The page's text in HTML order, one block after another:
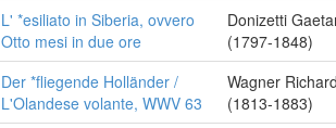
L' *esiliato in Siberia, ovvero
Otto mesi in due ore
Donizetti
(1797-1848)
Der *fliegende Holländer /
L'Olandese volante, WWV 63
Wagner
(1813-1883)